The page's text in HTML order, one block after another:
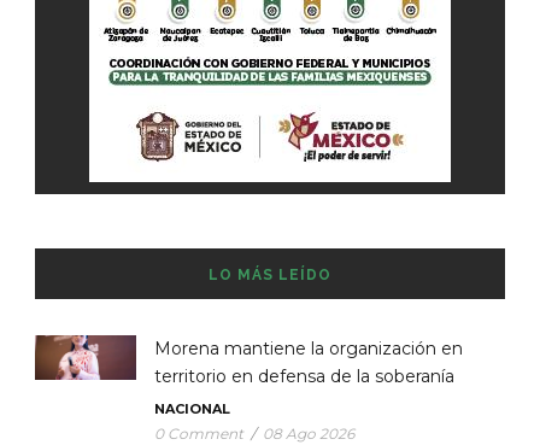
LO MÁS LEÍDO
Morena mantiene la organización en
territorio en defensa de la soberanía
NACIONAL
0 Comment / 08 Ago 2026